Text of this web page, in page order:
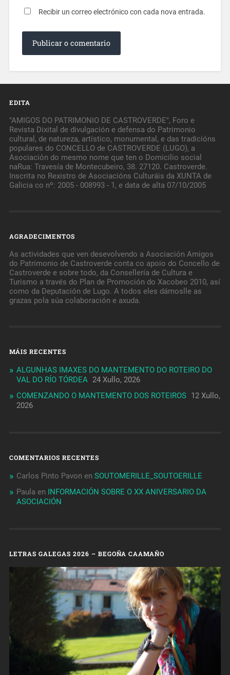
Recibir un correo electrónico con cada nova entrada.
EDITA
"AMIGOS DO PATRIMONIO DE CASTROVERDE", Foro e
Revista Dixital de divulgación e defensa do Patrimonio
cultural, de natureza, artístico, monumental, e das tradicións
populares do CONCELLO de CASTROVERDE (LUGO), a
Asociación do mesmo nome que ten o Domicilio social
naRua: Travesía de Montecubeiro, 38. 27120. Castroverde.
Inscrita no Rexistro de Asociacións Culturáis da XUNTA de
Galicia co nº: 2005 - 008993 - 1, e data de alta 07/10/2005
AGRADECIMENTOS
As actividades que ven desevolvendo a Asociación Amigos
do Patrimonio de Castroverde conta co apoio do Concello de
Castroverde e sobre todo, da Consellería de Cultura e
Turismo a través do Plan de Promoción do Xacobeo 2010, así
como da Deputación de Lugo. A todos eles dámoslle as
grazas pola súa colaboración e axuda.
MÁIS RECENTES
ALGUNHAS IMAXES DO MANTEMENTO DO ROTEIRO DO
VAL DO RÍO TÓRDEA 24 Xullo, 2026
COMENZANDO O MANTEMENTO DOS ROTEIROS 12 Xullo,
2026
COMENTARIOS RECENTES
Carlos Pinto Pavon en SOUTOMERILLE_SOUTOERILLE
Paula en INFORMACIÓN SOBRE O XX ANIVERSARIO DA
ASOCIACIÓN
LETRAS GALEGAS 2026 – BEGOÑA CAAMAÑO